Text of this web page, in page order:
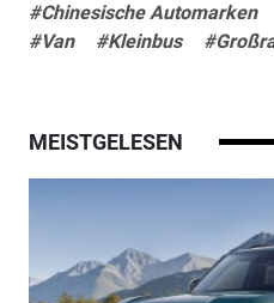
#Chinesische Automarken
#Van
#Kleinbus
MEISTGELESEN